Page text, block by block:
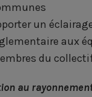
un
aux
du
au